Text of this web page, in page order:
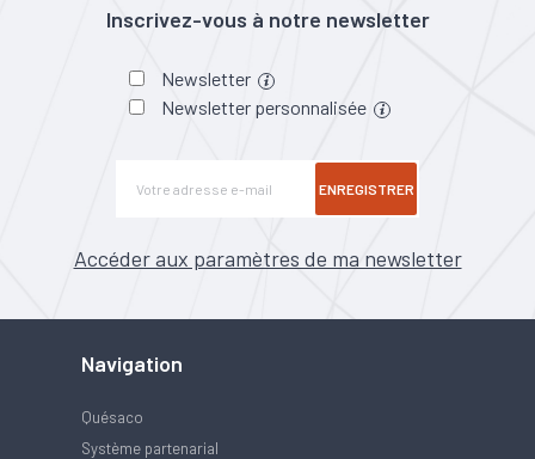
Inscrivez-vous à notre newsletter
Newsletter
Newsletter personnalisée
ENREGISTRER
Accéder aux paramètres de ma newsletter
Navigation
Quésaco
Système partenarial